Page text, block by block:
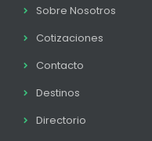
Sobre Nosotros
Cotizaciones
Contacto
Destinos
Directorio